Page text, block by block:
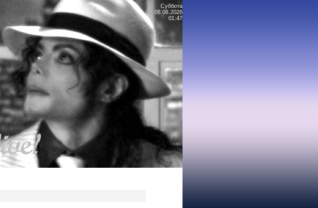
Суббота
08.08.2026
01:47